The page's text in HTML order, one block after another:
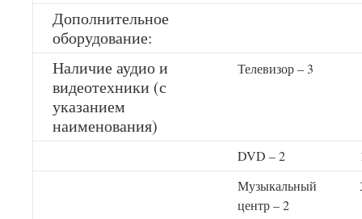
Дополнительное
оборудование:
Наличие аудио и
видеотехники (с
указанием
наименования)
Телевизор – 3
DVD – 2
Музыкальный
центр – 2